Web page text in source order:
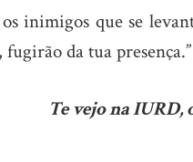
inimigos que se
da tua
Te vejo na IURD,